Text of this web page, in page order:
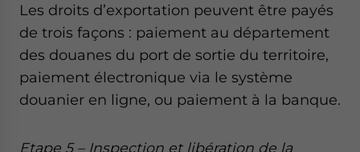
Les droits d’exportation peuvent être payés
de trois façons : paiement au département
des douanes du port de sortie du territoire,
paiement électronique via le système
douanier en ligne, ou paiement à la banque.
Etape 5 – Inspection et libération de la